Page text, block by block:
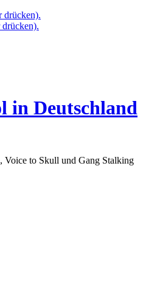
drücken).
in Deutschland
Voice to Skull und Gang Stalking